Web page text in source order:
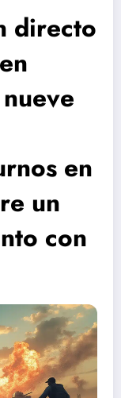
directo
en
un
con